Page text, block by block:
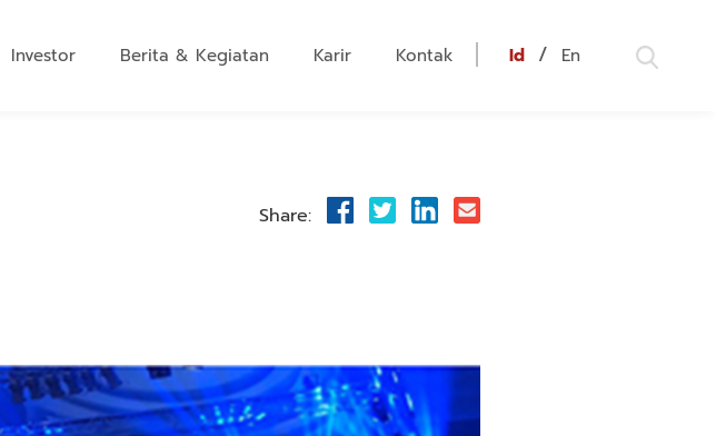
Investor Berita & Kegiatan Karir Kontak Id / En
Share: